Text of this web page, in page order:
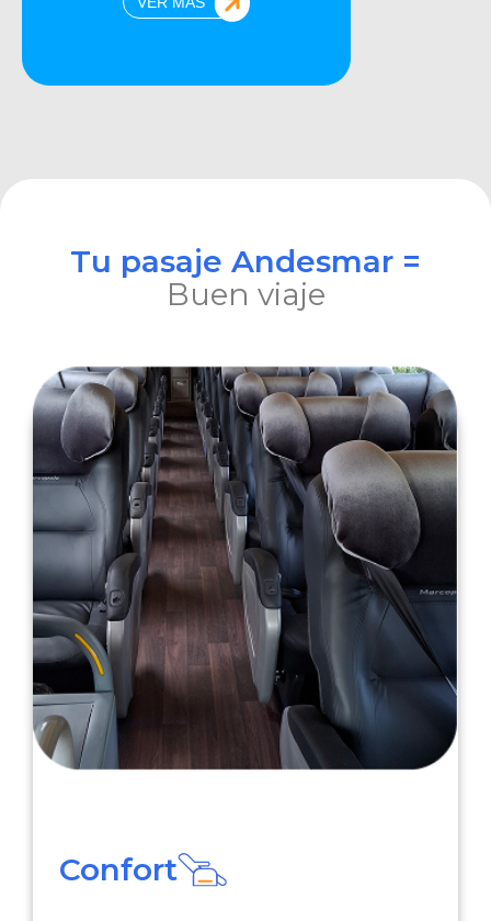
Tu pasaje Andesmar =
Buen viaje
Confort